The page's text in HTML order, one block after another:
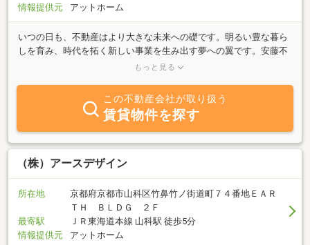
情報提供元
アットホーム
いつの日も、不動産はより大きな未来への礎です。明るい豊な暮ら
しを育み、時代を拓く新しい事業を生み出す夢への翼です。安藤不
動産はこのことを肝に銘じ、培ってきた経験と知識・豊富な物件を
これからも皆様と不動産を結ぶ“明日へのかけ橋”として、社員一同
全力を傾注してまいります。不動産に関することなら、まず安藤不
動産にご用命ください。心よりお待ち申し上げております。
もっと見る
この不動産会社が取り扱う
賃貸物件を探す
（株）アースデザイン
所在地
京都府京都市山科区竹鼻竹ノ街道町７４番地ＥＡＲ
ＴＨ ＢＬＤＧ ２Ｆ
最寄駅
ＪＲ東海道本線 山科駅 徒歩5分
情報提供元
アットホーム